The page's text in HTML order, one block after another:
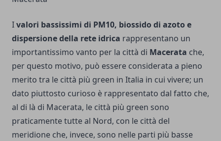
Ivalori bassissimi di PM10, biossido di azoto e
dispersione della rete idrica rappresentano un
importantissimo vanto per la città di Macerata che,
per questo motivo, può essere considerata a pieno
merito tra le città più green in Italia in cui vivere; un
dato piuttosto curioso è rappresentato dal fatto che,
al di là di Macerata, le città più green sono
praticamente tutte al Nord, con le città del
meridione che, invece, sono nelle parti più basse